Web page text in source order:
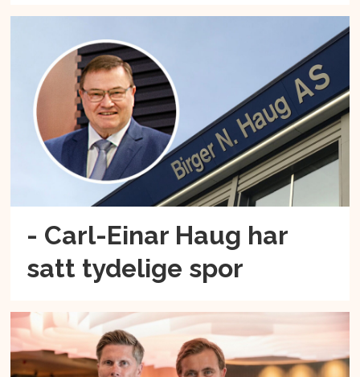
- Carl-Einar Haug har
satt tydelige spor